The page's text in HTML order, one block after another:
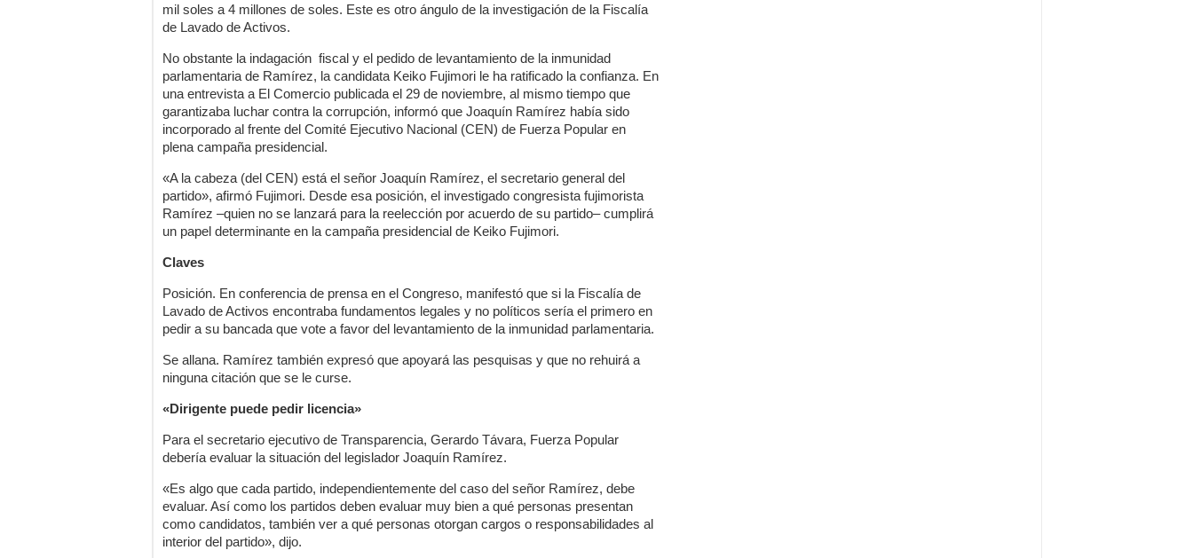
mil soles a 4 millones de soles. Este es otro ángulo de la investigación de la Fiscalía
de Lavado de Activos.
No obstante la indagación fiscal y el pedido de levantamiento de la inmunidad
parlamentaria de Ramírez, la candidata Keiko Fujimori le ha ratificado la confianza. En
una entrevista a El Comercio publicada el 29 de noviembre, al mismo tiempo que
garantizaba luchar contra la corrupción, informó que Joaquín Ramírez había sido
incorporado al frente del Comité Ejecutivo Nacional (CEN) de Fuerza Popular en
plena campaña presidencial.
«A la cabeza (del CEN) está el señor Joaquín Ramírez, el secretario general del
partido», afirmó Fujimori. Desde esa posición, el investigado congresista fujimorista
Ramírez –quien no se lanzará para la reelección por acuerdo de su partido– cumplirá
un papel determinante en la campaña presidencial de Keiko Fujimori.
Claves
Posición. En conferencia de prensa en el Congreso, manifestó que si la Fiscalía de
Lavado de Activos encontraba fundamentos legales y no políticos sería el primero en
pedir a su bancada que vote a favor del levantamiento de la inmunidad parlamentaria.
Se allana. Ramírez también expresó que apoyará las pesquisas y que no rehuirá a
ninguna citación que se le curse.
«Dirigente puede pedir licencia»
Para el secretario ejecutivo de Transparencia, Gerardo Távara, Fuerza Popular
debería evaluar la situación del legislador Joaquín Ramírez.
«Es algo que cada partido, independientemente del caso del señor Ramírez, debe
evaluar. Así como los partidos deben evaluar muy bien a qué personas presentan
como candidatos, también ver a qué personas otorgan cargos o responsabilidades al
interior del partido», dijo.